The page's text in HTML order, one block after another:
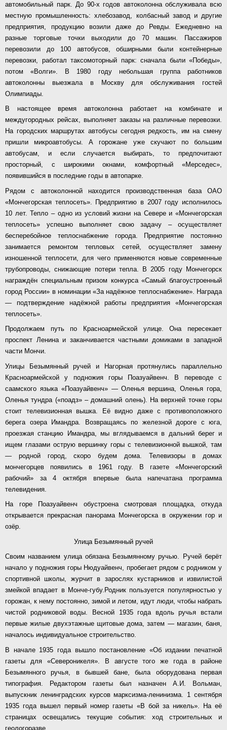
автомобильный парк. До 90-х годов автоколонна обслуживала всю
местную промышленность: хлебозавод, колбасный завод и другие
предприятия, продукцию возили даже до Ревды. Ежедневно на
разные торговые точки выходили до 70 машин. Пассажиров
перевозили до 100 автобусов, обширными были контейнерные
перевозки, работал таксомоторный парк: сначала были «Победы»,
потом «Волги». В 1980 году небольшая группа работников
автоколонны выезжала в Москву для обслуживания гостей
Олимпиады.
В настоящее время автоколонна работает на комбинате и
междугородных рейсах, выполняет заказы на различные перевозки.
На городских маршрутах автобусы сегодня редкость, им на смену
пришли микроавтобусы. А горожане уже скучают по большим
автобусам, и если случается выбирать, то предпочитают
просторный, с широкими окнами, комфортный «Мерседес»,
появившийся в последние годы в автопарке.
Рядом с автоколонной находится производственная база ОАО
«Мончегорская теплосеть». Предприятию в 2007 году исполнилось
10 лет. Тепло – одно из условий жизни на Севере и «Мончегорская
теплосеть» успешно выполняет свою задачу – осуществляет
бесперебойное теплоснабжение города. Предприятие постоянно
занимается ремонтом тепловых сетей, осуществляет замену
изношенной теплосети, для чего применяются новые современные
трубопроводы, снижающие потери тепла. В 2005 году Мончегорск
награждён специальным призом конкурса «Самый благоустроенный
город России» в номинации «За надёжное теплоснабжение». Награда
— подтверждение надёжной работы предприятия «Мончегорская
теплосеть».
Продолжаем путь по Красноармейской улице. Она пересекает
проспект Ленина и заканчивается частными домиками в западной
части Мончи.
Улицы Безымянный ручей и Нагорная протянулись параллельно
Красноармейской у подножия горы Поазуайвенч. В переводе с
саамского языка «Поазуайвенч» — Оленья вершина, Оленья гора,
Оленья тундра («поадз» – домашний олень). На верхней точке горы
стоит телевизионная вышка. Её видно даже с противоположного
берега озера Имандра. Возвращаясь по железной дороге с юга,
проезжая станцию Имандра, мы вглядываемся в дальний берег и
ищем глазами острую вершинку горы с телевизионной вышкой, там
— родной город, скоро будем дома. Телевизоры в домах
мончегорцев появились в 1961 году. В газете «Мончегорский
рабочий» за 4 октября впервые была напечатана программа
телевидения.
На горе Поазуайвенч обустроена смотровая площадка, откуда
открывается прекрасная панорама Мончегорска в окружении гор и
озёр.
Улица Безымянный ручей
Своим названием улица обязана Безымянному ручью. Ручей берёт
начало у подножия горы Нюдуайвенч, пробегает рядом с родником у
спортивной школы, журчит в зарослях кустарников и извилистой
змейкой впадает в Монче-губу.Родник пользуется популярностью у
горожан, к нему постоянно, зимой и летом, идут люди, чтобы набрать
чистой родниковой воды. Весной 1935 года вдоль ручья встали
первые жилые двухэтажные щитовые дома, затем — магазин, баня,
началось индивидуальное строительство.
В начале 1935 года вышло постановление «Об издании печатной
газеты для «Североникеля». В августе того же года в районе
Безымянного ручья, в бывшей бане, была оборудована первая
типография. Редактором газеты был назначен А.И. Вольман,
выпускник ленинградских курсов марксизма-ленинизма. 1 сентября
1935 года вышел первый номер газеты «В бой за никель». На её
страницах освещались текущие события: ход строительных и
геологоразве